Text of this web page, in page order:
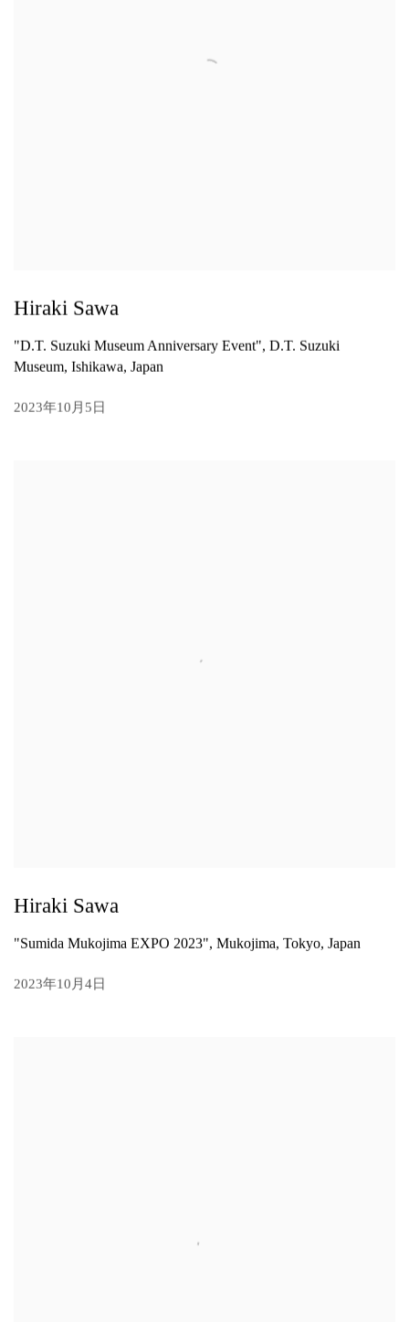
Hiraki Sawa
"D.T. Suzuki Museum Anniversary Event", D.T. Suzuki
Museum, Ishikawa, Japan
2023年10月5日
Hiraki Sawa
"Sumida Mukojima EXPO 2023", Mukojima, Tokyo, Japan
2023年10月4日